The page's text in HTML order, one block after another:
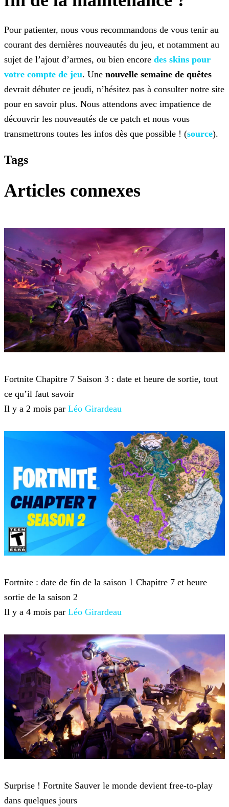
Pour patienter, nous vous recommandons de vous tenir au
courant des dernières nouveautés du jeu, et notamment au
sujet de l’ajout d’armes, ou bien encore des skins pour
votre compte de jeu. Une nouvelle semaine de quêtes
devrait débuter ce jeudi, n’hésitez pas à consulter notre site
pour en savoir plus. Nous attendons avec impatience de
découvrir les nouveautés de ce patch et nous vous
transmettrons toutes les infos dès que possible ! (source).
Tags
Articles connexes
Fortnite Chapitre 7 Saison 3 : date et heure de sortie, tout
ce qu’il faut savoir
Il y a 2 mois par Léo Girardeau
Fortnite : date de fin de la saison 1 Chapitre 7 et heure
sortie de la saison 2
Il y a 4 mois par Léo Girardeau
Surprise ! Fortnite Sauver le monde devient free-to-play
dans quelques jours